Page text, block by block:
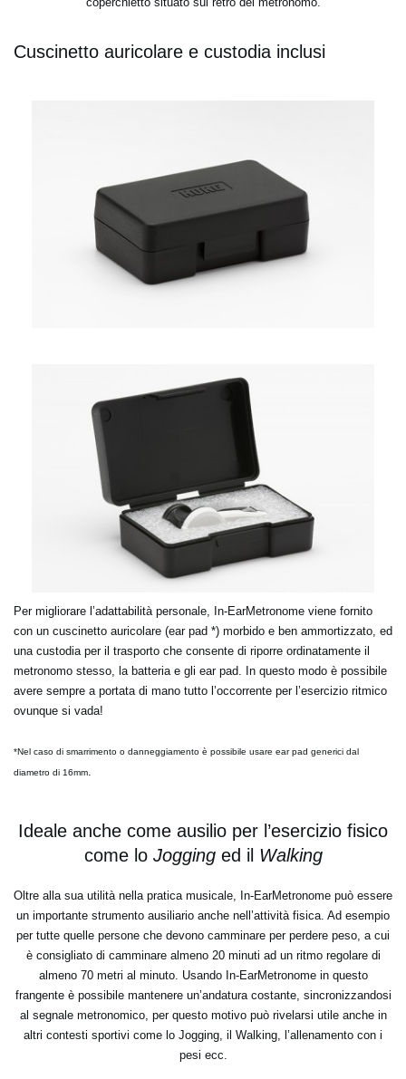
Cuscinetto auricolare e custodia inclusi
Per migliorare l’adattabilità personale, In-EarMetronome viene fornito
con un cuscinetto auricolare (ear pad *) morbido e ben ammortizzato, ed
una custodia per il trasporto che consente di riporre ordinatamente il
metronomo stesso, la batteria e gli ear pad. In questo modo è possibile
avere sempre a portata di mano tutto l’occorrente per l’esercizio ritmico
ovunque si vada!
*Nel caso di smarrimento o danneggiamento è possibile usare ear pad generici dal
diametro di 16mm
Ideale anche come ausilio per l’esercizio fisico
come lo Jogginged il Walking
Oltre alla sua utilità nella pratica musicale, In-EarMetronome può essere
un importante strumento ausiliario anche nell’attività fisica. Ad esempio
per tutte quelle persone che devono camminare per perdere peso, a cui
è consigliato di camminare almeno 20 minuti ad un ritmo regolare di
almeno 70 metri al minuto. Usando In-EarMetronome in questo
frangente è possibile mantenere un’andatura costante, sincronizzandosi
al segnale metronomico, per questo motivo può rivelarsi utile anche in
altri contesti sportivi come lo Jogging, il Walking, l’allenamento con i
pesi ecc.